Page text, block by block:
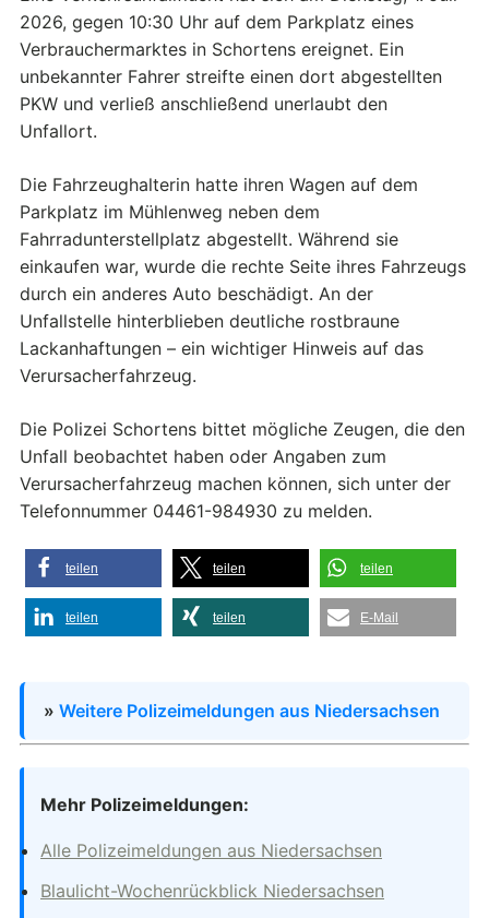
2026, gegen 10:30 Uhr auf dem Parkplatz eines
Verbrauchermarktes in Schortens ereignet. Ein
unbekannter Fahrer streifte einen dort abgestellten
PKW und verließ anschließend unerlaubt den
Unfallort.
Die Fahrzeughalterin hatte ihren Wagen auf dem
Parkplatz im Mühlenweg neben dem
Fahrradunterstellplatz abgestellt. Während sie
einkaufen war, wurde die rechte Seite ihres Fahrzeugs
durch ein anderes Auto beschädigt. An der
Unfallstelle hinterblieben deutliche rostbraune
Lackanhaftungen – ein wichtiger Hinweis auf das
Verursacherfahrzeug.
Die Polizei Schortens bittet mögliche Zeugen, die den
Unfall beobachtet haben oder Angaben zum
Verursacherfahrzeug machen können, sich unter der
Telefonnummer 04461-984930 zu melden.
teilen teilen teilen
teilen teilen E-Mail
» Weitere Polizeimeldungen aus Niedersachsen
Mehr Polizeimeldungen:
Alle Polizeimeldungen aus Niedersachsen
Blaulicht-Wochenrückblick Niedersachsen